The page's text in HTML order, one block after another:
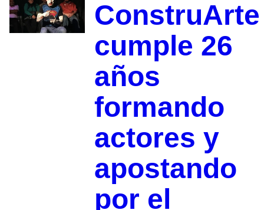
ConstruArte
cumple 26
años
formando
actores y
apostando
por el